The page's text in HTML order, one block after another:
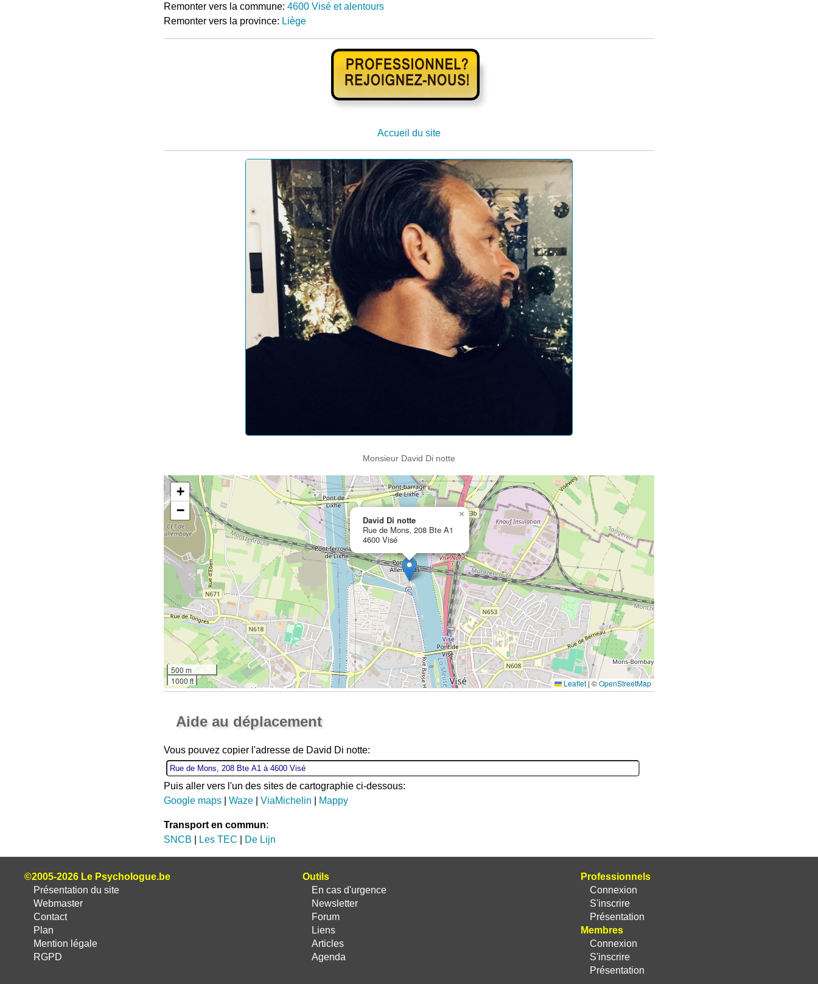
Remonter vers la commune: 4600 Visé et alentours
Remonter vers la province: Liège
Accueil du site
Monsieur David Di notte
David Di notte
Rue de Mons, 208 Bte A1
4600 Visé
×
+
−
500 m
1000 ft
Leaflet | ©OpenStreetMap
Aide au déplacement
Vous pouvez copier l'adresse de David Di notte:
Puis aller vers l'un des sites de cartographie ci-dessous:
Google maps| Waze| ViaMichelin Mappy
Transport en commun:
SNCB
Les TEC De Lijn
©2005-2026 Le Psychologue.be
Présentation du site
Webmaster
Contact
Plan
Mention légale
RGPD
Professionnels
Connexion
S'inscrire
Présentation
Membres
Connexion
S'inscrire
Présentation
Outils
En cas d'urgence
Newsletter
Forum
Liens
Articles
Agenda